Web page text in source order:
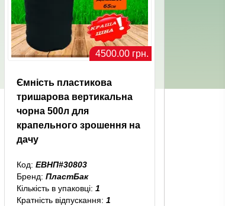
4500.00 грн.
Ємність пластикова
тришарова вертикальна
чорна 500л для
крапельного зрошення на
дачу
Код:ЕВНП#30803
Бренд:ПластБак
Кількість в упаковці:1
Кратність відпускання:1